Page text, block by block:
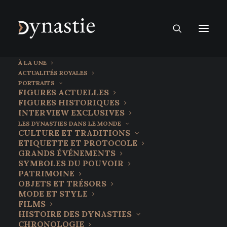
À LA UNE
ACTUALITÉS ROYALES
PORTRAITS
FIGURES ACTUELLES
FIGURES HISTORIQUES
INTERVIEW EXCLUSIVES
LES DYNASTIES DANS LE MONDE
CULTURE ET TRADITIONS
ETIQUETTE ET PROTOCOLE
GRANDS ÉVÉNEMENTS
SYMBOLES DU POUVOIR
PATRIMOINE
OBJETS ET TRÉSORS
MODE ET STYLE
FILMS
HISTOIRE DES DYNASTIES
CHRONOLOGIE
18 septembre 2025
Jean-Philippe Carpentier :
Descendant de Charles X,